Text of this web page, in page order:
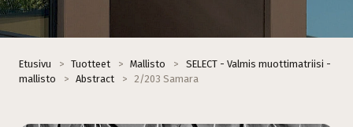
Etusivu > Tuotteet > Mallisto >
SELECT - Valmis muottimatriisi -
mallisto
> Abstract > 2/203 Samara